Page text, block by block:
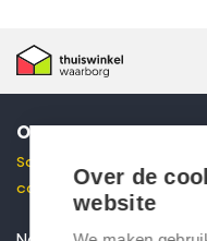
ONTVANG 10%
Schrijf je in voor onze
code voor 10% korting
Over de
website